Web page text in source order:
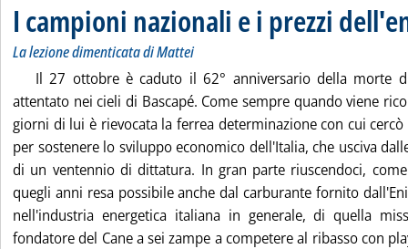
I campioni nazionali e i prezzi
La lezione dimenticata di Mattei
Il 27 ottobre è caduto il 62° anniversario della morte
attentato nei cieli di Bascapé. Come sempre quando viene
giorni di lui è rievocata la ferrea determinazione con cui cercò
per sostenere lo sviluppo economico dell'Italia, che usciva
di un ventennio di dittatura. In gran parte riuscendoci,
quegli anni resa possibile anche dal carburante fornito
nell'industria energetica italiana in generale, di quella
fondatore del Cane a sei zampe a competere al ribasso con